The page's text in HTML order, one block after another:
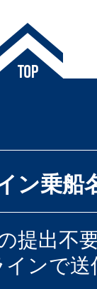
ン乗船
提出不
ンで